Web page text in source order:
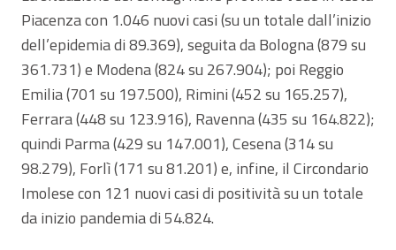
Piacenza con 1.046 nuovi casi (su un totale dall’inizio
dell’epidemia di 89.369), seguita da Bologna (879 su
361.731) e Modena (824 su 267.904); poi Reggio
Emilia (701 su 197.500), Rimini (452 su 165.257),
Ferrara (448 su 123.916), Ravenna (435 su 164.822);
quindi Parma (429 su 147.001), Cesena (314 su
98.279), Forlì (171 su 81.201) e, infine, il Circondario
Imolese con 121 nuovi casi di positività su un totale
da inizio pandemia di 54.824.